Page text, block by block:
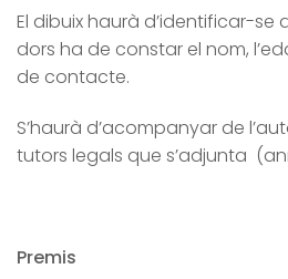
El dibuix haurà d’identificar-se
dors ha de constar el nom,
de contacte.
S’haurà d’acompanyar de
tutors legals que s’adjunta
Premis